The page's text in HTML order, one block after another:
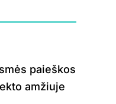
paieškos
amžiuje